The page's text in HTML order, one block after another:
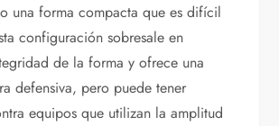
una forma compacta que es difícil
configuración sobresale en
de la forma y ofrece una
defensiva, pero puede tener
equipos que utilizan la amplitud